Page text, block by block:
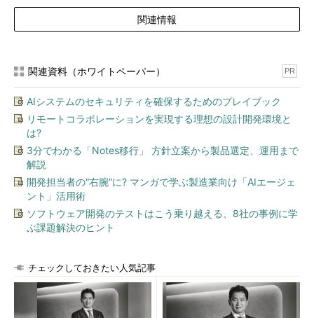
応募条件
アイティメディアIDの登録ユーザー
当選発表
当選された方には配送先の住所をお聞きするために登録メールアド
だいた方にプレゼントをお送りします。
当選無効
返信いただいても、当選は無効とさせていただく場合があります。
応募上の
諸注意
・キャンペーン期間中にアイティメディアIDの登録を削除された方
は対象に含まれません
・当選者の権利は譲渡・換金・変更することはできません
ます。抽選と発送は2014年6月上旬～6月中旬の予定です
・お預かりした個人情報は、
ティメディア株式会社の
「プライバシーポリシー」に基づいて厳重
にお取り扱いいたします
・住所・電話番号などが不明確な場合や、転居による住所変更や電
関連情報
関連資料（ホワイトペーパー） PR
AIシステムのセキュリティを確保するためのプレイブック
リモートコラボレーションを実現する理想の設計開発環境と
は?
3分でわかる「Notes移行」 方針立案から製品選定、運用まで
解説
開発担当者の“右腕”に? マンガで学ぶ製造業向け「AIエージェ
ント」活用術
ソフトウェア開発のテストはこう乗り越える、8社の事例に学
ぶ課題解決のヒント
チェックしておきたい人気記事